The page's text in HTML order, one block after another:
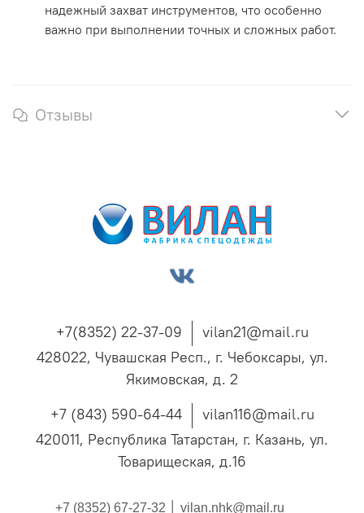
надежный захват инструментов, что особенно
важно при выполнении точных и сложных работ.
Отзывы
+7(8352) 22-37-09
vilan21@mail.ru
428022, Чувашская Респ., г. Чебоксары, ул.
Якимовская, д. 2
+7 (843) 590-64-44
vilan116@mail.ru
420011, Республика Татарстан, г. Казань, ул.
Товарищеская, д.16
+7 (8352) 67-27-32 │ vilan.nhk@mail.ru